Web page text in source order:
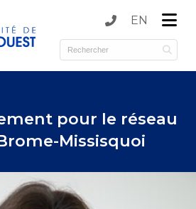
)
EN
pour le réseau
Missisquoi